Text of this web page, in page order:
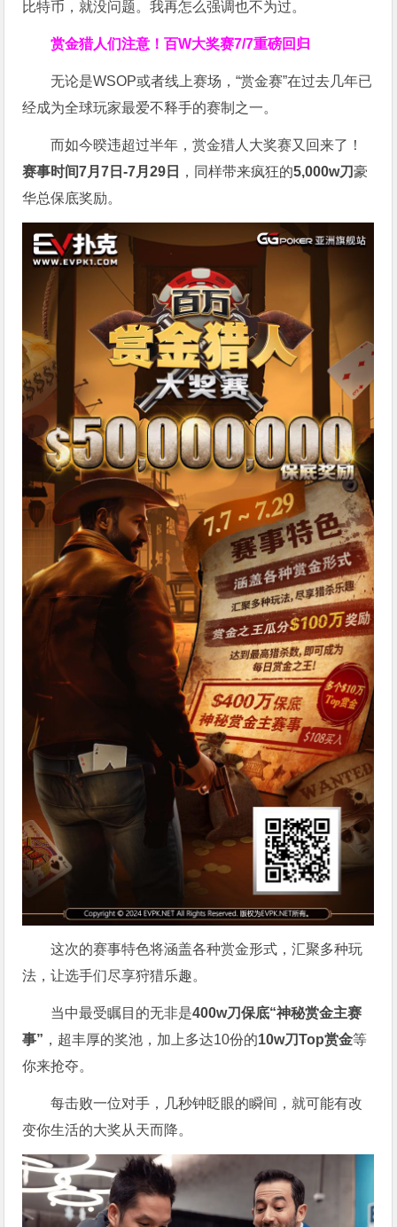
比特币，就没问题。我再怎么强调也不为过。
赏金猎人们注意！百W大奖赛7/7重磅回归
无论是WSOP或者线上赛场，“赏金赛”在过去几年已
经成为全球玩家最爱不释手的赛制之一。
而如今暌违超过半年，赏金猎人大奖赛又回来了！
赛事时间7月7日-7月29日
，同样带来疯狂的5,000w刀豪
华总保底奖励。
这次的赛事特色将涵盖各种赏金形式，汇聚多种玩
法，让选手们尽享狩猎乐趣。
当中最受瞩目的无非是400w刀保底“神秘赏金主赛
事” ，超丰厚的奖池，加上多达10份的10w刀Top赏金等
你来抢夺。
每击败一位对手，几秒钟眨眼的瞬间，就可能有改
变你生活的大奖从天而降。